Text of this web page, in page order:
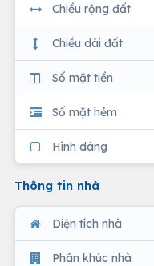
Chiều rộng đất
Chiều dài đất
Số mặt tiền
Số mặt hẻm
Hình dáng
Thông tin nhà
Diện tích nhà
Phân khúc nhà